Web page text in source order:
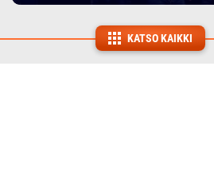
KATSO KAIKKI